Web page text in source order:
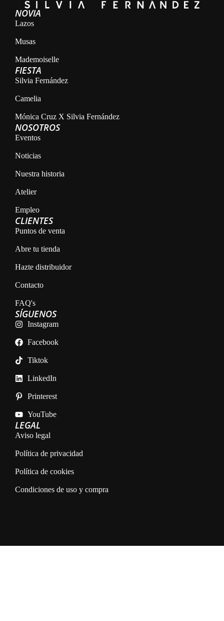
NOVIA
Lazos
Musas
Mademoiselle
FIESTA
Silvia Fernández
Camelia
Mónica Cruz X Silvia Fernández
NOSOTROS
Eventos
Noticias
Nuestra historia
Atelier
Empleo
CLIENTES
Puntos de venta
Abre tu tienda
Hazte distribuidor
Contacto
FAQ's
LEGAL
Aviso legal
Política de privacidad
Política de cookies
Condiciones de uso y compra
SÍGUENOS
Instagram
Facebook
Tiktok
LinkedIn
Printerest
YouTube